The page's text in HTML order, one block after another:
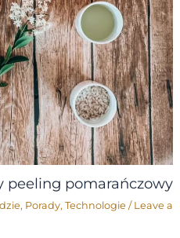
peeling pomarańczowy
, Porady, Technologie / Leave a